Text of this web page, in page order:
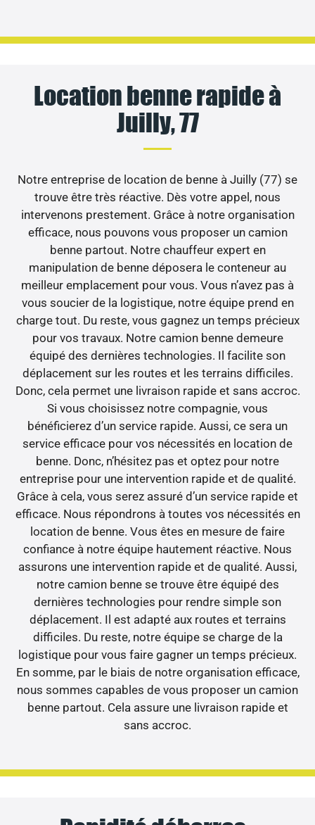
Location benne rapide à
Juilly, 77
Notre entreprise de location de benne à Juilly (77) se
trouve être très réactive. Dès votre appel, nous
intervenons prestement. Grâce à notre organisation
efficace, nous pouvons vous proposer un camion
benne partout. Notre chauffeur expert en
manipulation de benne déposera le conteneur au
meilleur emplacement pour vous. Vous n’avez pas à
vous soucier de la logistique, notre équipe prend en
charge tout. Du reste, vous gagnez un temps précieux
pour vos travaux. Notre camion benne demeure
équipé des dernières technologies. Il facilite son
déplacement sur les routes et les terrains difficiles.
Donc, cela permet une livraison rapide et sans accroc.
Si vous choisissez notre compagnie, vous
bénéficierez d’un service rapide. Aussi, ce sera un
service efficace pour vos nécessités en location de
benne. Donc, n’hésitez pas et optez pour notre
entreprise pour une intervention rapide et de qualité.
Grâce à cela, vous serez assuré d’un service rapide et
efficace. Nous répondrons à toutes vos nécessités en
location de benne. Vous êtes en mesure de faire
confiance à notre équipe hautement réactive. Nous
assurons une intervention rapide et de qualité. Aussi,
notre camion benne se trouve être équipé des
dernières technologies pour rendre simple son
déplacement. Il est adapté aux routes et terrains
difficiles. Du reste, notre équipe se charge de la
logistique pour vous faire gagner un temps précieux.
En somme, par le biais de notre organisation efficace,
nous sommes capables de vous proposer un camion
benne partout. Cela assure une livraison rapide et
sans accroc.